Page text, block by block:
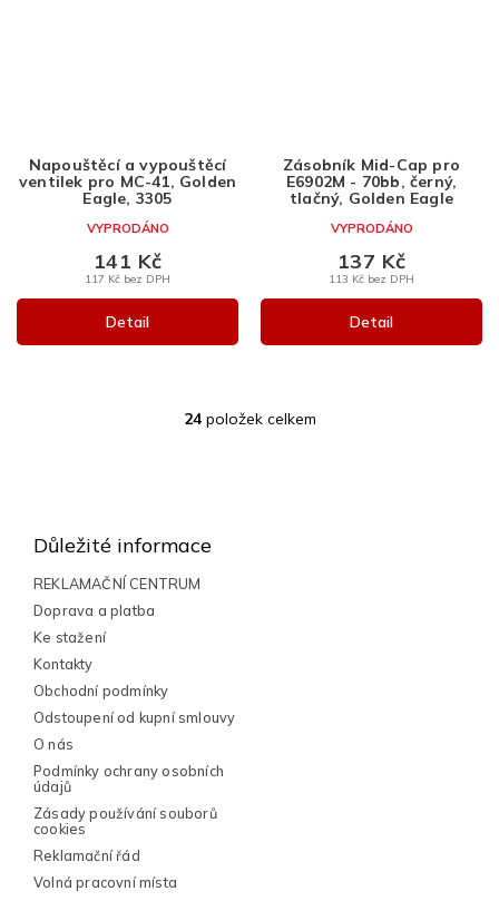
Napouštěcí a vypouštěcí
ventilek pro MC-41, Golden
Eagle, 3305
VYPRODÁNO
117 Kč bez DPH
141 Kč
Detail
Zásobník Mid-Cap pro
E6902M - 70bb, černý,
tlačný, Golden Eagle
VYPRODÁNO
113 Kč bez DPH
137 Kč
Detail
O
24položek celkem
Důležité informace
REKLAMAČNÍ CENTRUM
Doprava a platba
Ke stažení
Kontakty
Obchodní podmínky
Odstoupení od kupní smlouvy
O nás
Podmínky ochrany osobních
údajů
Zásady používání souborů
cookies
Reklamační řád
Volná pracovní místa